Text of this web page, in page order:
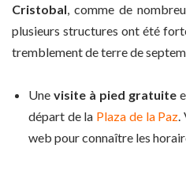
Cristobal, comme de
plusieurs structures ont été
tremblement de terre de
Une visite à pied gratuite
départ de la Plaza de la Paz.
web pour connaître les